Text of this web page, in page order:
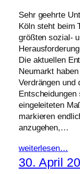
Sehr geehrte
Köln steht beim
größten sozial-
Die aktuellen
Neumarkt
Verdrängen und
eingeleiteten
markieren
anzugehen,…
weiterlesen…
30. April